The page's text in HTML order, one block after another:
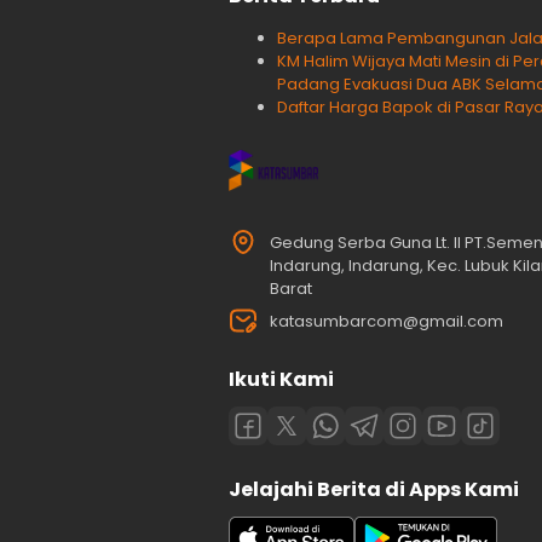
Berapa Lama Pembangunan
KM Halim Wijaya Mati Mesin di
Padang Evakuasi Dua ABK
Daftar Harga Bapok di Pasar
Gedung Serba Guna Lt. II
Indarung, Indarung, Kec. Lubuk
Barat
katasumbarcom@gmail.com
Ikuti Kami
Jelajahi Berita di Apps Kami